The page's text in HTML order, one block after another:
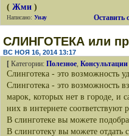
( Жми )
Оставить
Написано: Унау
СЛИНГОТЕКА или
ВС НОЯ 16, 2014 13:17
[ Категории: Полезное, Консультации
Слинготека - это возможность
Слинготека - это возможность
марок, которых нет в городе, и
них в интернете соответствуют
В слинготеке вы можете
В слинготеку вы можете отдать